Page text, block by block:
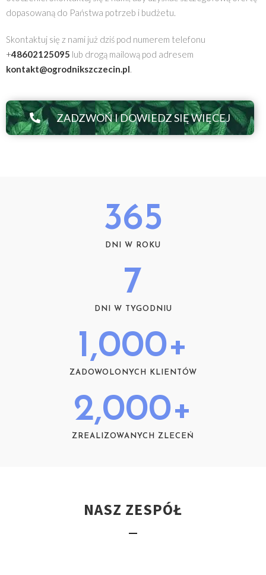
dopasowaną do Państwa potrzeb i budżetu.
Skontaktuj się z nami już dziś pod numerem telefonu
+48602125095 lub drogą mailową pod adresem
kontakt@ogrodnikszczecin.pl.
ZADZWOŃ I DOWIEDZ SIĘ WIĘCEJ
365
DNI W ROKU
7
DNI W TYGODNIU
1,000+
ZADOWOLONYCH KLIENTÓW
2,000+
ZREALIZOWANYCH ZLECEŃ
NASZ ZESPÓŁ